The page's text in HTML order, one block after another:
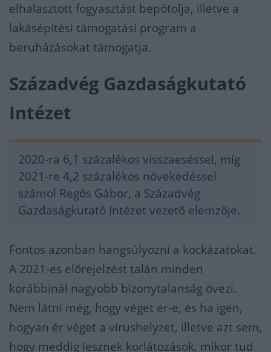
elhalasztott fogyasztást bepótolja, illetve a
lakásépítési támogatási program a
beruházásokat támogatja.
Századvég Gazdaságkutató
Intézet
2020-ra 6,1 százalékos visszaeséssel, míg
2021-re 4,2 százalékos növekedéssel
számol Regős Gábor, a Századvég
Gazdaságkutató Intézet vezető elemzője.
Fontos azonban hangsúlyozni a kockázatokat.
A 2021-es előrejelzést talán minden
korábbinál nagyobb bizonytalanság övezi.
Nem látni még, hogy véget ér-e, és ha igen,
hogyan ér véget a vírushelyzet, illetve azt sem,
hogy meddig lesznek korlátozások, mikor tud